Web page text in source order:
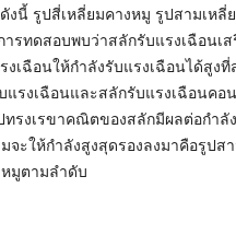
งนี้ รูปสี่เหลี่ยมคางหมู รูปสามเหลี่
ารทดสอบพบว่าสลักรับแรงเฉือนเ
เฉือนให้กำลังรับแรงเฉือนได้สูง
แรงเฉือนและสลักรับแรงเฉือนค
รงเรขาคณิตของสลักมีผลต่อกำลั
จะให้กำลังสูงสุดรองลงมาคือรูปส
มูตามลำดับ